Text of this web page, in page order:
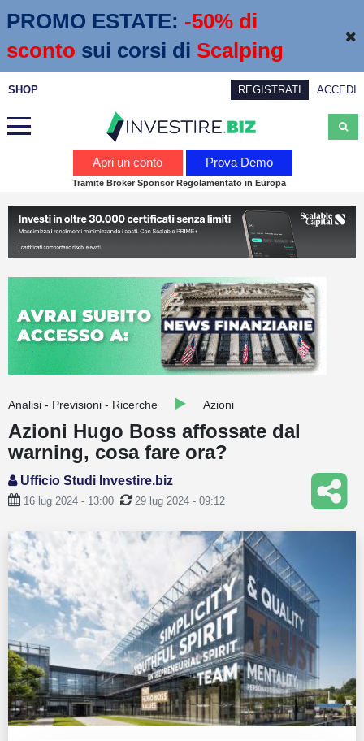
PROMO ESTATE: -50% di
sconto sui corsi di Scalping
SHOP REGISTRATI ACCEDI
Calendario economico
Webinar
Servizi
Trading
Education
Quotazioni
Conto IG
Guru Monitor
Altro
Apri un conto Prova Demo
Tramite Broker Sponsor Regolamentato in Europa
Analisi - Previsioni - Ricerche Azioni
Azioni Hugo Boss affossate dal
warning, cosa fare ora?
Ufficio Studi Investire.biz
16 lug 2024 - 13:00 29 lug 2024 - 09:12